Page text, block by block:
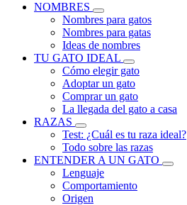
NOMBRES
Nombres para gatos
Nombres para gatas
Ideas de nombres
TU GATO IDEAL
Cómo elegir gato
Adoptar un gato
Comprar un gato
La llegada del gato a casa
RAZAS
Test: ¿Cuál es tu raza ideal?
Todo sobre las razas
ENTENDER A UN GATO
Lenguaje
Comportamiento
Origen